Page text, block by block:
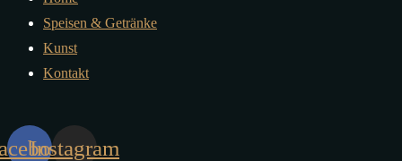
Speisen & Getränke
Kunst
Kontakt
Instagram